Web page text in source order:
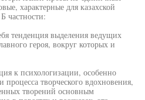
характерные для казахской
частности:
тенденция выделения ведущих
героя, вокруг которых и
к психологизации, особенно
творческого вдохновения,
творений основным